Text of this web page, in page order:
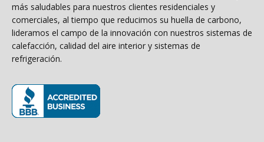
más saludables para nuestros clientes residenciales y
comerciales, al tiempo que reducimos su huella de carbono,
lideramos el campo de la innovación con nuestros sistemas de
calefacción, calidad del aire interior y sistemas de
refrigeración.